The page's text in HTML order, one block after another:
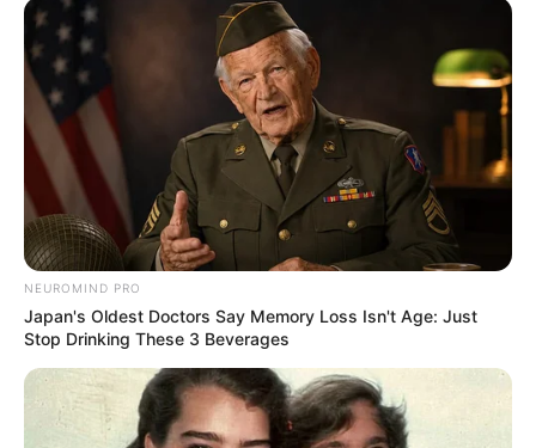
Στο σημείο βρέθηκαν φίλοι του, για να
τιμήσουν τη μνήμη του νεαρού. Οι
συγκεντρωμένοι έχουν ανάψει κεριά, αφήνουν
λουλούδια και έχουν αναρτήσει πανό που
γράφει «Μάριε Ζεις».
NEUROMIND PRO
Japan's Oldest Doctors Say Memory Loss Isn't Age: Just
Stop Drinking These 3 Beverages